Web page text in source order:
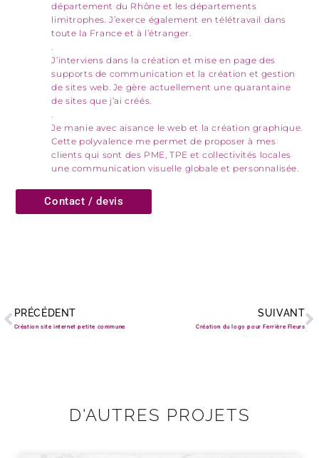
département du Rhône et les départements
limitrophes. J’exerce également en télétravail dans
toute la France et à l’étranger.
.
J’interviens dans la création et mise en page des
supports de communication et la création et gestion
de sites web. Je gère actuellement une quarantaine
de sites que j’ai créés.
.
Je manie avec aisance le web et la création graphique.
Cette polyvalence me permet de proposer à mes
clients qui sont des PME, TPE et collectivités locales
une communication visuelle globale et personnalisée.
Contact / devis
Précédent
PRÉCÉDENT
Création site internet petite commune
SUIVANT
Création du logo pour Ferrière Fleurs
D'AUTRES PROJETS